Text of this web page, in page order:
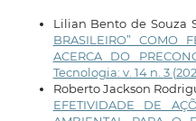
Lilian Bento de Souza
BRASILEIRO” COMO
ACERCA DO
Tecnologia: v. 14 n. 3
Roberto Jackson
EFETIVIDADE DE